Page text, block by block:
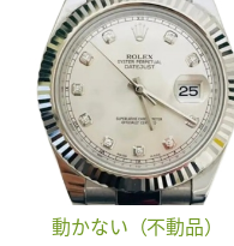
動かない（不動品）